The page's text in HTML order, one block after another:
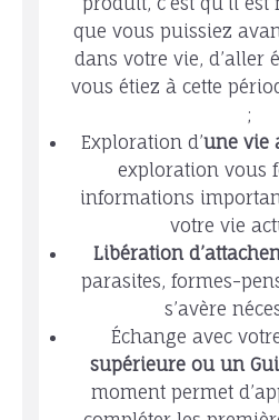
que vous puissiez
dans votre vie, d’aller
vous étiez à cette
;
Exploration d’une vie
exploration vous
informations
votre vie
Libération
parasites, formes-
s’avère
Échange avec
supérieure ou un
moment permet